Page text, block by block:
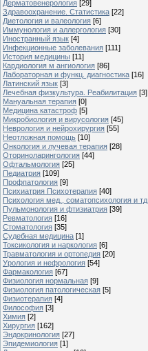
Дерматовенерология [29]
Здравоохранение. Статистика [22]
Диетология и валеология [6]
Иммунология и аллергология [30]
Иностранный язык [4]
Инфекционные заболевания [111]
История медицины [11]
Кардиология м ангиология [86]
Лабораторная и функц. диагностика [16]
Латинский язык [3]
Лечебная физкультура. Реабилитация [3]
Мануальная терапия [0]
Медицина катастроф [5]
Микробиология и вирусология [45]
Неврология и нейрохирургия [55]
Неотложная помощь [10]
Онкология и лучевая терапия [28]
Оториноларингология [44]
Офтальмология [25]
Педиатрия [109]
Профпатология [9]
Психиатрия Психотерапия [40]
Психология мед., соматопсихология и тд.
Пульмонология и фтизиатрия [39]
Ревматология [16]
Стоматология [35]
Судебная медицина [1]
Токсикология и наркология [6]
Травматология и ортопедия [20]
Урология и нефрология [54]
Фармакология [67]
Физиология нормальная [9]
Физиология патологическая [5]
Физиотерапия [4]
Философия [3]
Химия [2]
Хирургия [162]
Эндокринология [27]
Эпидемиология [1]